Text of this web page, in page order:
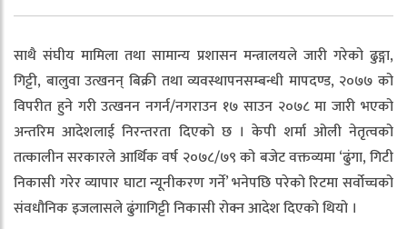
साथै संघीय मामिला तथा सामान्य प्रशासन मन्त्रालयले जारी गरेको ढुङ्गा,
गिट्टी, बालुवा उत्खनन् बिक्री तथा व्यवस्थापनसम्बन्धी मापदण्ड, २०७७ को
विपरीत हुने गरी उत्खनन नगर्न/नगराउन १७ साउन २०७८ मा जारी भएको
अन्तरिम आदेशलाई निरन्तरता दिएको छ । केपी शर्मा ओली नेतृत्वको
तत्कालीन सरकारले आर्थिक वर्ष २०७८/७९ को बजेट वक्तव्यमा ‘ढुंगा, गिटी
निकासी गरेर व्यापार घाटा न्यूनीकरण गर्ने’ भनेपछि परेको रिटमा सर्वोच्चको
संवधौनिक इजलासले ढुंगागिट्टी निकासी रोक्न आदेश दिएको थियो ।